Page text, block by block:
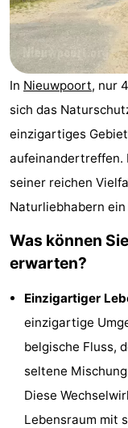
Holiday
Suites
Nieuwpoort
-
Holiday
Suites
Campingplätze
Ferienhäuser
Nieuwpoort
-
zee
Westende
Zimmer
(mit
Frühstück)
Lastminutes
Strand
Sehen
In Nieuwpoort, nur
sich das
einzigartiges
aufeinandertreffen.
seiner reichen
Naturliebhabern
Was können
erwarten?
Einzigartiger
einzigartige
belgische Fluss,
seltene
Diese
Lebensraum mit